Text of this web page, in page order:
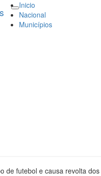
Toggle
navigation
Inicio
Nacional
Municípios
e leitura
de futebol e causa revolta